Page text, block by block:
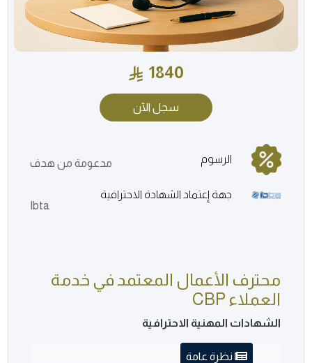
1840
سجل الآن
الرسوم مدعومة من هدف
جهة إعتماد الشهادة الاحترافية
Ibta
محترف الأعمال المعتمد في خدمة
العملاء CBP
الشهادات المهنية الاحترافية
نظرة عامة